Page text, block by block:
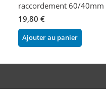
raccordement 60/40mm
19,80 €
Ajouter au panier